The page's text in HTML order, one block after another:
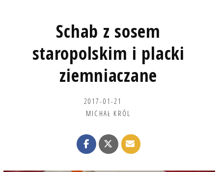
Schab z sosem
staropolskim i placki
ziemniaczane
2017-01-21
MICHAŁ KRÓL